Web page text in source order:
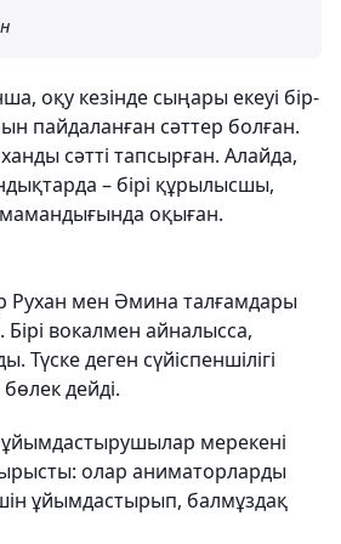
оқу кезінде сыңары екеуі бір-
пайдаланған сәттер болған.
сәтті тапсырған. Алайда,
– бірі құрылысшы,
мамандығында оқыған.
Рухан мен Әмина талғамдары
Бірі вокалмен айналысса,
Түске деген сүйіспеншілігі
дейді.
ұйымдастырушылар мерекені
олар аниматорларды
ұйымдастырып, балмұздақ